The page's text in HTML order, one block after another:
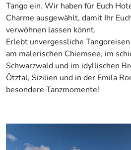
Tango ein. Wir haben für Euch
Charme ausgewählt, damit Ihr
verwöhnen lassen könnt.
Erlebt unvergessliche
am malerischen Chiemsee, im
Schwarzwald und im idyllischen
Ötztal, Sizilien und in der Emila
besondere Tanzmomente!